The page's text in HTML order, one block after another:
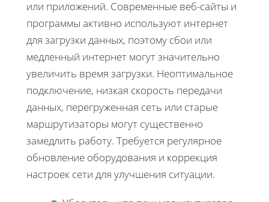
или приложений. Современные веб-сайты и
программы активно используют интернет
для загрузки данных, поэтому сбои или
медленный интернет могут значительно
увеличить время загрузки. Неоптимальное
подключение, низкая скорость передачи
данных, перегруженная сеть или старые
маршрутизаторы могут существенно
замедлить работу. Требуется регулярное
обновление оборудования и коррекция
настроек сети для улучшения ситуации.